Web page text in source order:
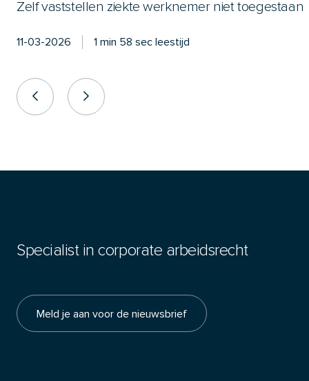
Zelf vaststellen ziekte werknemer niet toegestaan
11-03-2026 1 min 58 sec leestijd
Specialist in corporate arbeidsrecht
Meld je aan voor de nieuwsbrief